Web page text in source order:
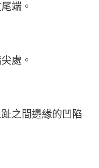
端。
處。
之間邊緣的凹陷